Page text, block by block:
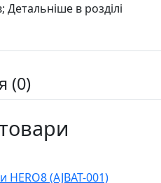
Детальніше в розділі
(0)